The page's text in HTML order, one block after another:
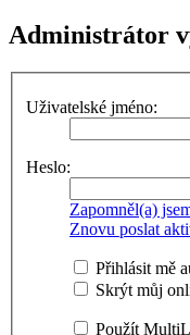
Administrátor
Uživatelské jméno:
Heslo:
Zapomněl(a)
Znovu poslat
Přihlásit mě
Skrýt můj
Použít